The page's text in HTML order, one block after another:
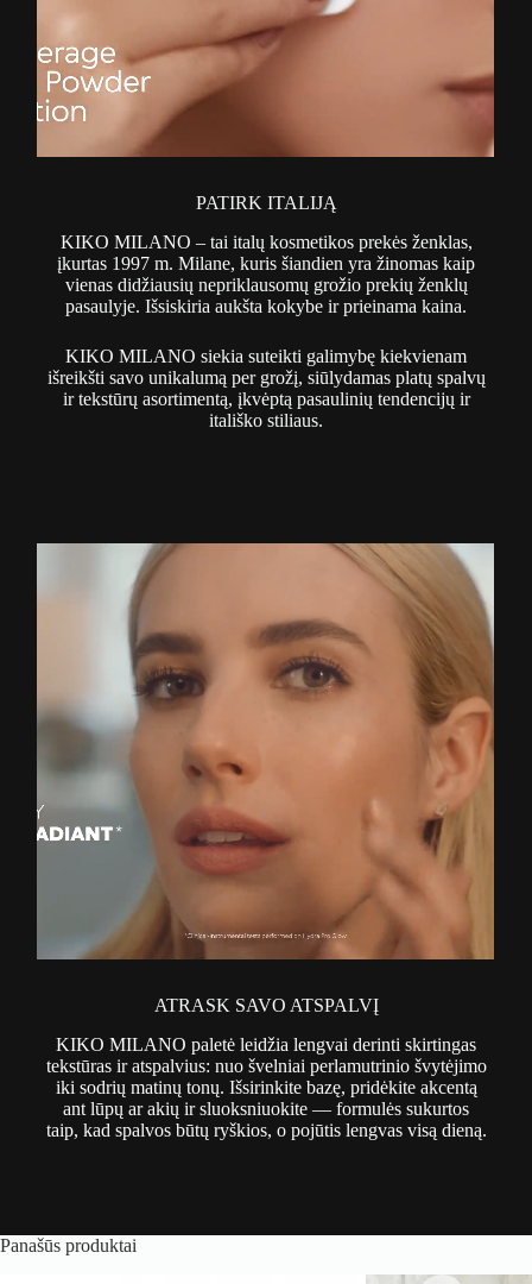
PATIRK ITALIJĄ
KIKO MILANO – tai italų kosmetikos prekės ženklas,
įkurtas 1997 m. Milane, kuris šiandien yra žinomas kaip
vienas didžiausių nepriklausomų grožio prekių ženklų
pasaulyje. Išsiskiria aukšta kokybe ir prieinama kaina.
KIKO MILANO siekia suteikti galimybę kiekvienam
išreikšti savo unikalumą per grožį, siūlydamas platų spalvų
ir tekstūrų asortimentą, įkvėptą pasaulinių tendencijų ir
itališko stiliaus.
ATRASK SAVO ATSPALVĮ
KIKO MILANO paletė leidžia lengvai derinti skirtingas
tekstūras ir atspalvius: nuo švelniai perlamutrinio švytėjimo
iki sodrių matinų tonų. Išsirinkite bazę, pridėkite akcentą
ant lūpų ar akių ir sluoksniuokite — formulės sukurtos
taip, kad spalvos būtų ryškios, o pojūtis lengvas visą dieną.
Panašūs produktai